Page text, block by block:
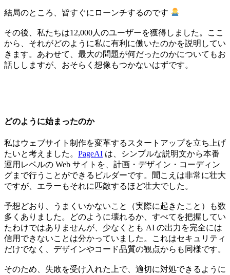
結局のところ、皆すぐにローンチするのです
その後、私たちは12,000人のユーザーを獲得しました。ここ
から、それがどのように私に有利に働いたのかを説明してい
きます。あわせて、最大の問題が何だったのかについてもお
話ししますが、おそらく想像もつかないはずです。
どのように始まったのか
私はウェブサイト制作を変革するスタートアップを立ち上げ
たいと考えました。 PageAI は、シンプルな説明文から本番
運用レベルの Web サイトを、計画・デザイン・コーディン
グまで行うことができるビルダーです。聞こえは非常に壮大
ですが、エラーもそれに匹敵するほど壮大でした。
予想どおり、うまくいかないこと（実際に起きたこと）も数
多くありました。どのように壊れるか、すべてを把握してい
たわけではありませんが、少なくとも AI の出力を完全には
信用できないことは分かっていました。これはセキュリティ
だけでなく、デザインやコード品質の観点からも同様です。
そのため、失敗を受け入れた上で、適切に対処できるように